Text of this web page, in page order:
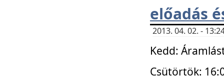
előadás
2013. 04. 02. -
Kedd:
Csütörtök: